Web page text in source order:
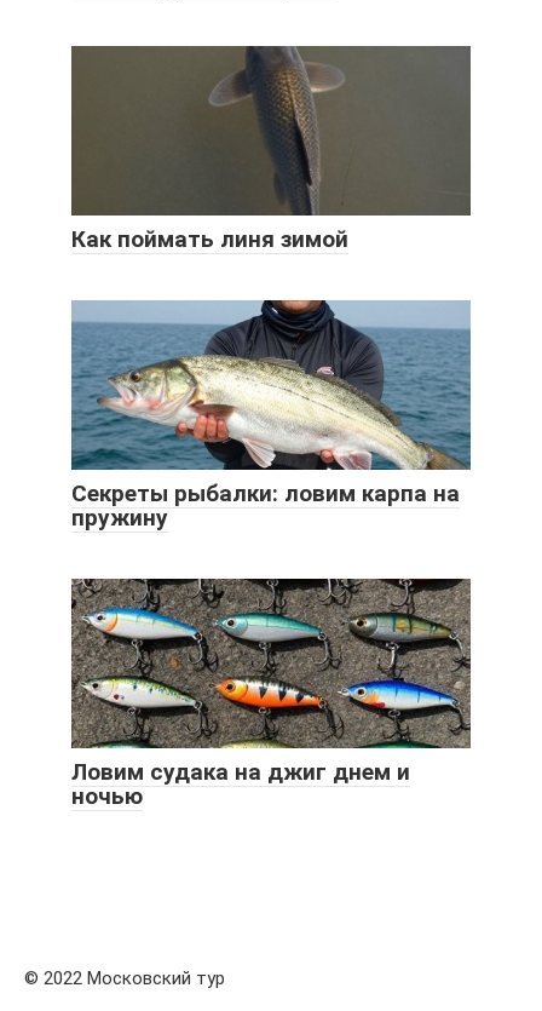
Как поймать линя зимой
Секреты рыбалки: ловим карпа на
пружину
Ловим судака на джиг днем и
ночью
© 2022 Московский тур